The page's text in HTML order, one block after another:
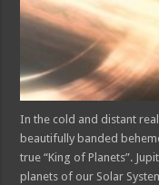
In the cold and distant
beautifully banded
true “King of Planets”.
planets of our Solar